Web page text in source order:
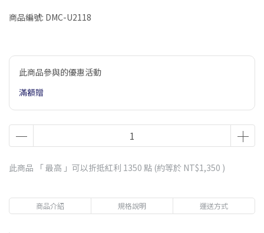
商品編號: DMC-U2118
此商品參與的優惠活動
滿額贈
此商品 「 最高 」可以折抵紅利 1350 點 (約等於 NT$1,350 )
商品介紹 規格說明 運送方式